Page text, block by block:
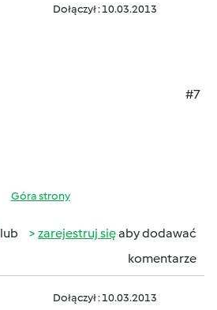
Dołączył : 10.03.2013
#7
Góra strony
lub zarejestruj sięaby dodawać
komentarze
Dołączył : 10.03.2013